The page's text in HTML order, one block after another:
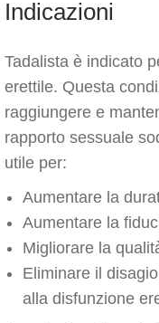
Indicazioni
Tadalista è indicato
erettile. Questa
raggiungere e
rapporto sessuale
utile per:
Aumentare la
Aumentare la
Migliorare la
Eliminare il
alla disfunzione